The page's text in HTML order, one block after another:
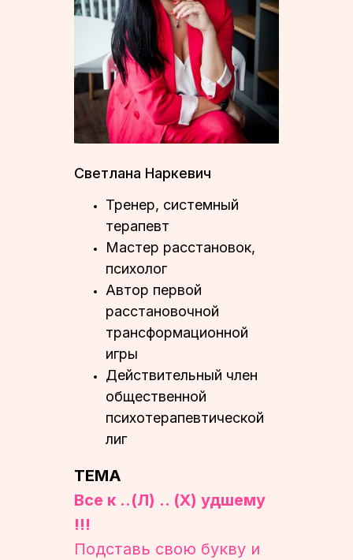
Светлана Наркевич
Тренер, системный
терапевт
⁠Мастер расстановок,
психолог
⁠Автор первой
расстановочной
трансформационной
игры
⁠Действительный член
общественной
психотерапевтической
лиг
ТЕМА
Все к ..(Л) .. (Х) удшему
!!!
Подставь свою букву и